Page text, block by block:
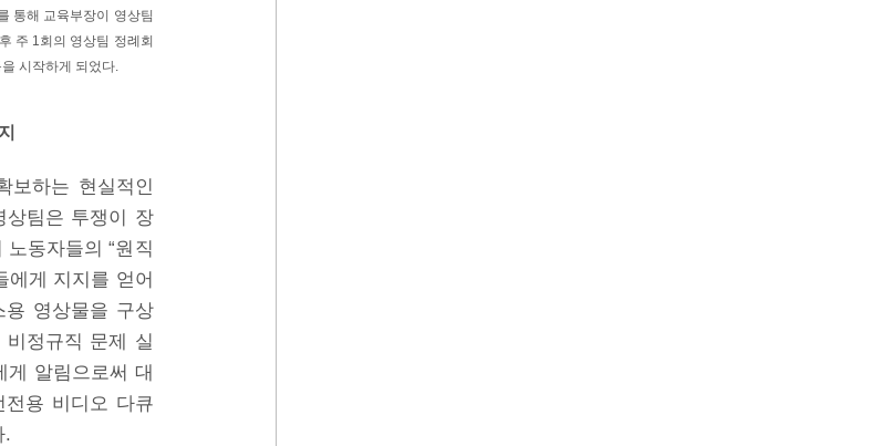
통해 교육부장이 영상팀
주 1회의 영상팀 정례회
시작하게 되었다.
보하는 현실적인
상팀은 투쟁이 장
동자들의 “원직
에게 지지를 얻어
용 영상물을 구상
정규직 문제 실
알림으로써 대
전용 비디오 다큐
.